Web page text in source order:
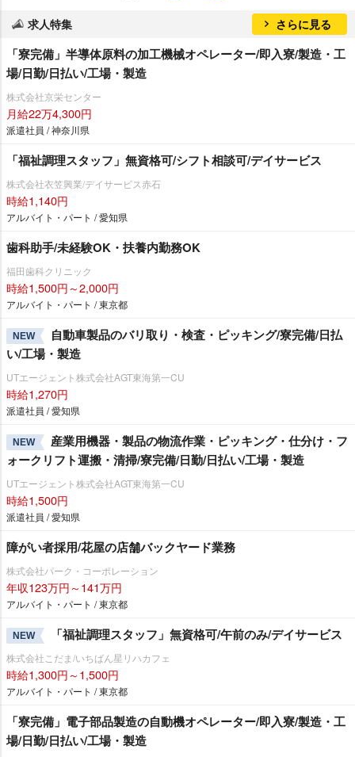
求人特集 さらに見る
「寮完備」半導体原料の加工機械オペレーター/即入寮/製造・工
場/日勤/日払い/工場・製造
株式会社京栄センター
月給22万4,300円
派遣社員 / 神奈川県
「福祉調理スタッフ」無資格可/シフト相談可/デイサービス
株式会社衣笠興業/デイサービス赤石
時給1,140円
アルバイト・パート / 愛知県
歯科助手/未経験OK・扶養内勤務OK
福田歯科クリニック
時給1,500円～2,000円
アルバイト・パート / 東京都
NEW
自動車製品のバリ取り・検査・ピッキング/寮完備/日払
い/工場・製造
UTエージェント株式会社AGT東海第一CU
時給1,270円
派遣社員 / 愛知県
NEW
産業用機器・製品の物流作業・ピッキング・仕分け・フ
ォークリフト運搬・清掃/寮完備/日勤/日払い/工場・製造
UTエージェント株式会社AGT東海第一CU
時給1,500円
派遣社員 / 愛知県
障がい者採用/花屋の店舗バックヤード業務
株式会社パーク・コーポレーション
年収123万円～141万円
アルバイト・パート / 東京都
NEW 「福祉調理スタッフ」無資格可/午前のみ/デイサービス
株式会社こだま/いちばん星リハカフェ
時給1,300円～1,500円
アルバイト・パート / 東京都
「寮完備」電子部品製造の自動機オペレーター/即入寮/製造・工
場/日勤/日払い/工場・製造